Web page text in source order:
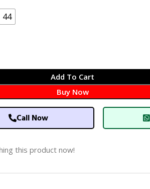
44
Add To Cart
Buy Now
Call Now
this product now!